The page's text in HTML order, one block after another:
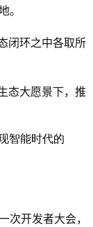
。
闭环之中各取所
态大愿景下，推
次开发者大会，